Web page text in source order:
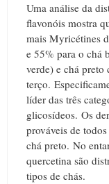
Uma análise da
flavonóis mostra
mais Myricétines
e 55% para o chá
verde) e chá preto
terço.
líder das três
glicosídeos. Os
prováveis ​​de
chá preto. No
quercetina são
tipos de chás.